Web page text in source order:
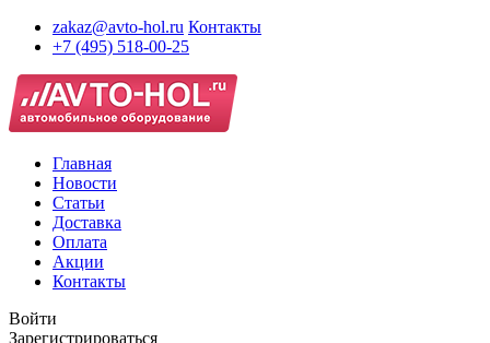
zakaz@avto-hol.ru Контакты
+7 (495) 518-00-25
Главная
Новости
Статьи
Доставка
Оплата
Акции
Контакты
Войти
Зарегистрироваться